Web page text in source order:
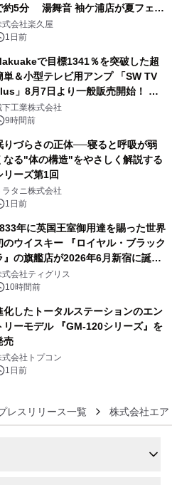
約5分 湯舞音 袖ケ浦店が夏フェア
ニューを提供
式会社楽久屋
1日前
で目標1341％を突破した超
単＆小型テレビ用アンプ 「SW TV
」8月7日より一般販売開始！ ケ
ブル1本つなぐだけ、テレビの音が
っと豊かに
下工業株式会社
9時間前
りづらさの正体──寝ると呼吸が弱
なる"体の構造"をやさしく解説する
リーズ第1回
ラタニ株式会社
1日前
年に英国王室御用達を賜った世界
のウイスキー 『ロイヤル・ブラック
』の旗艦店が2026年6月新宿に誕
バカルディ ジャパンと連携した
入型バー「BAR Arca」
式会社ティグリス
10時間前
化したトータルステーションのエン
リーモデル 『GM-120シリーズ』を
売
式会社トプコン
1日前
レスリリース一覧 株式会社エア